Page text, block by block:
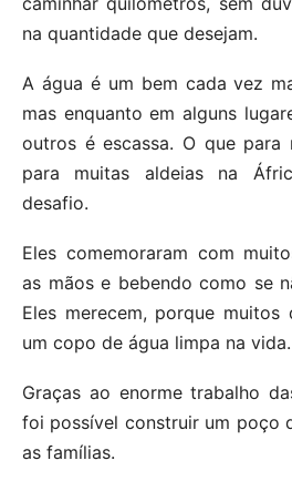
na quantidade que desejam.
A água é um bem cada vez
mas enquanto em alguns
outros é escassa. O que para
para muitas aldeias na
desafio.
Eles comemoraram com
as mãos e bebendo como se
Eles merecem, porque muitos
um copo de água limpa na vida.
Graças ao enorme trabalho
foi possível construir um poço
as famílias.